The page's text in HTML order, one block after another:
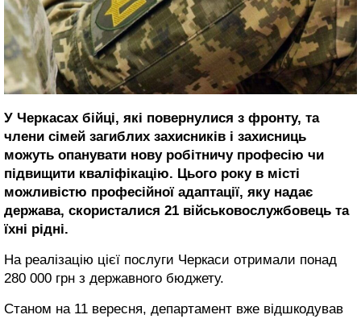
У Черкасах бійці, які повернулися з фронту, та
члени сімей загиблих захисників і захисниць
можуть опанувати нову робітничу професію чи
підвищити кваліфікацію. Цього року в місті
можливістю професійної адаптації, яку надає
держава, скористалися 21 військовослужбовець та
їхні рідні.
На реалізацію цієї послуги Черкаси отримали понад
280 000 грн з державного бюджету.
Станом на 11 вересня, департамент вже відшкодував